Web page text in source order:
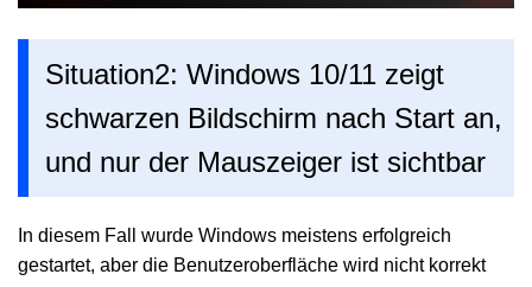
Situation2: Windows 10/11 zeigt
schwarzen Bildschirm nach Start an,
und nur der Mauszeiger ist sichtbar
In diesem Fall wurde Windows meistens erfolgreich
gestartet, aber die Benutzeroberfläche wird nicht korrekt